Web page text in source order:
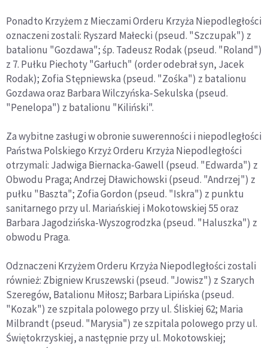
Ponadto Krzyżem z Mieczami Orderu Krzyża Niepodległości
oznaczeni zostali: Ryszard Małecki (pseud. "Szczupak") z
batalionu "Gozdawa"; śp. Tadeusz Rodak (pseud. "Roland")
z 7. Pułku Piechoty "Garłuch" (order odebrał syn, Jacek
Rodak); Zofia Stępniewska (pseud. "Zośka") z batalionu
Gozdawa oraz Barbara Wilczyńska-Sekulska (pseud.
"Penelopa") z batalionu "Kiliński".
Za wybitne zasługi w obronie suwerenności i niepodległości
Państwa Polskiego Krzyż Orderu Krzyża Niepodległości
otrzymali: Jadwiga Biernacka-Gawell (pseud. "Edwarda") z
Obwodu Praga; Andrzej Dławichowski (pseud. "Andrzej") z
pułku "Baszta"; Zofia Gordon (pseud. "Iskra") z punktu
sanitarnego przy ul. Mariańskiej i Mokotowskiej 55 oraz
Barbara Jagodzińska-Wyszogrodzka (pseud. "Haluszka") z
obwodu Praga.
Odznaczeni Krzyżem Orderu Krzyża Niepodległości zostali
również: Zbigniew Kruszewski (pseud. "Jowisz") z Szarych
Szeregów, Batalionu Miłosz; Barbara Lipińska (pseud.
"Kozak") ze szpitala polowego przy ul. Śliskiej 62; Maria
Milbrandt (pseud. "Marysia") ze szpitala polowego przy ul.
Świętokrzyskiej, a następnie przy ul. Mokotowskiej;